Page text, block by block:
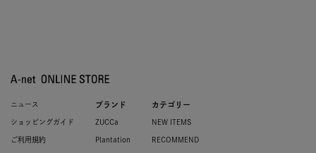
ニュース
ショッピングガイド
ご利用規約
ブランド
ZUCCa
Plantation
カテゴリー
NEW ITEMS
RECOMMEND